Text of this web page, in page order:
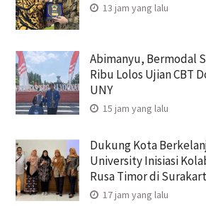
13 jam yang lalu
Abimanyu, Bermodal
Ribu Lolos Ujian CBT
UNY
15 jam yang lalu
Dukung Kota
University Inisiasi
Rusa Timor di
17 jam yang lalu